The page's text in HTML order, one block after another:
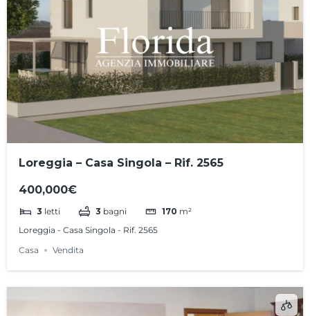
Loreggia – Casa Singola – Rif. 2565
400,000€
3 letti 3 bagni 170 m²
Loreggia - Casa Singola - Rif. 2565
Casa
Vendita